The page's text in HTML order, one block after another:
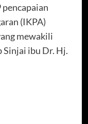
(IKPA)
mewakili
Sinjai ibu Dr. Hj.